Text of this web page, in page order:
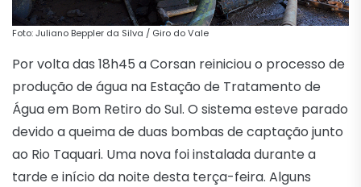
Foto: Juliano Beppler da Silva / Giro do Vale
Por volta das 18h45 a Corsan reiniciou o processo de
produção de água na Estação de Tratamento de
Água em Bom Retiro do Sul. O sistema esteve parado
devido a queima de duas bombas de captação junto
ao Rio Taquari. Uma nova foi instalada durante a
tarde e início da noite desta terça-feira. Alguns